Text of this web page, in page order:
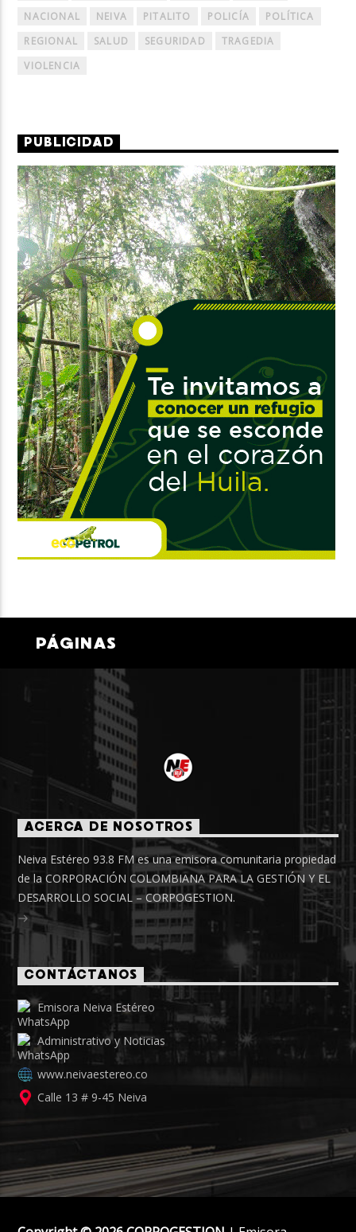
NACIONAL
NEIVA PITALITO POLICÍA
POLÍTICA
REGIONAL
SALUD SEGURIDAD
TRAGEDIA
VIOLENCIA
PUBLICIDAD
PÁGINAS
ACERCA DE NOSOTROS
Neiva Estéreo 93.8 FM es una emisora comunitaria propiedad
de la CORPORACIÓN COLOMBIANA PARA LA GESTIÓN Y EL
DESARROLLO SOCIAL – CORPOGESTION.
CONTÁCTANOS
Emisora Neiva Estéreo
Administrativo y Noticias
www.neivaestereo.co
Calle 13 # 9-45 Neiva